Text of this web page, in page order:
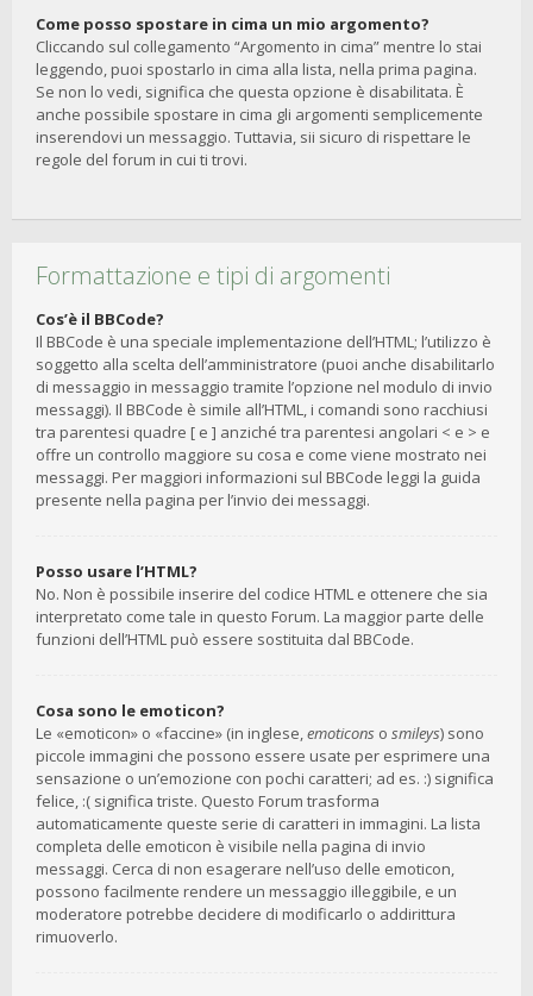
Come posso spostare in cima un mio argomento?
Cliccando sul collegamento “Argomento in cima” mentre lo stai
leggendo, puoi spostarlo in cima alla lista, nella prima pagina.
Se non lo vedi, significa che questa opzione è disabilitata. È
anche possibile spostare in cima gli argomenti semplicemente
inserendovi un messaggio. Tuttavia, sii sicuro di rispettare le
regole del forum in cui ti trovi.
Formattazione e tipi di argomenti
Cos’è il BBCode?
Il BBCode è una speciale implementazione dell’HTML; l’utilizzo è
soggetto alla scelta dell’amministratore (puoi anche disabilitarlo
di messaggio in messaggio tramite l’opzione nel modulo di invio
messaggi). Il BBCode è simile all’HTML, i comandi sono racchiusi
tra parentesi quadre [ e ] anziché tra parentesi angolari < e > e
offre un controllo maggiore su cosa e come viene mostrato nei
messaggi. Per maggiori informazioni sul BBCode leggi la guida
presente nella pagina per l’invio dei messaggi.
Posso usare l’HTML?
No. Non è possibile inserire del codice HTML e ottenere che sia
interpretato come tale in questo Forum. La maggior parte delle
funzioni dell’HTML può essere sostituita dal BBCode.
Cosa sono le emoticon?
Le «emoticon» o «faccine» (in inglese,emoticons o smileys) sono
piccole immagini che possono essere usate per esprimere una
sensazione o un’emozione con pochi caratteri; ad es. :) significa
felice, :( significa triste. Questo Forum trasforma
automaticamente queste serie di caratteri in immagini. La lista
completa delle emoticon è visibile nella pagina di invio
messaggi. Cerca di non esagerare nell’uso delle emoticon,
possono facilmente rendere un messaggio illeggibile, e un
moderatore potrebbe decidere di modificarlo o addirittura
rimuoverlo.